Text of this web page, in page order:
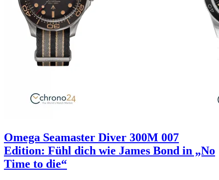
Omega Seamaster Diver 300M 007
Edition: Fühl dich wie James Bond in „No
Time to die“